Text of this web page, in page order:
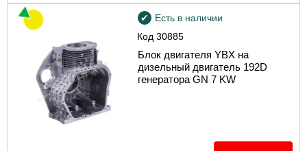
Код30885
Есть в наличии
Блок двигателя YBX на
дизельный двигатель 192D
генератора GN 7 KW